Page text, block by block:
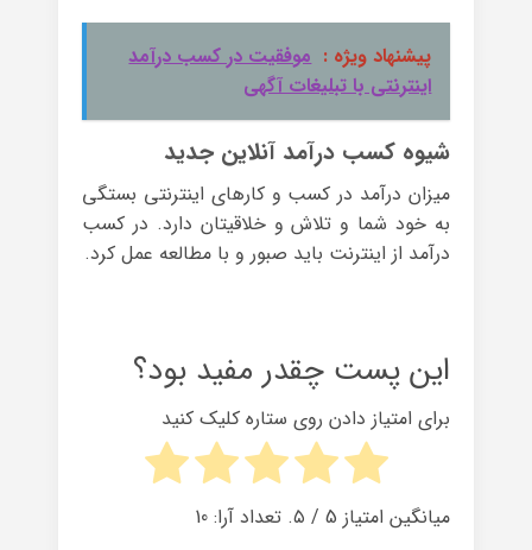
پیشنهاد ویژه : موفقیت در کسب درآمد
اینترنتی با تبلیغات آگهی
شیوه کسب درآمد آنلاین جدید
میزان درآمد در کسب و کارهای اینترنتی بستگی
به خود شما و تلاش و خلاقیتان دارد. در کسب
درآمد از اینترنت باید صبور و با مطالعه عمل کرد.
این پست چقدر مفید بود؟
برای امتیاز دادن روی ستاره کلیک کنید
میانگین امتیاز 5/ ۵. تعداد آرا: 10